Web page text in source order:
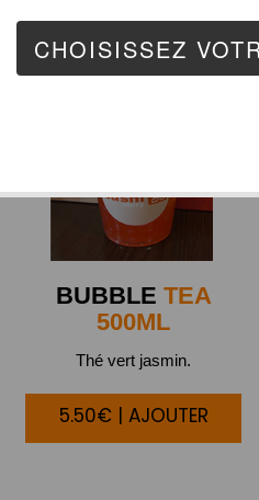
BUBBLE TEA
500ML
Thé vert jasmin.
5.50€ | AJOUTER